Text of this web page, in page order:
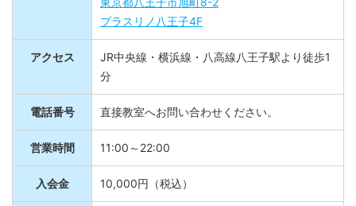
東京都八王子市旭町8-2
プラスリノ八王子4F
アクセス
JR中央線・横浜線・八高線八王子駅より徒歩1
分
電話番号 直接教室へお問い合わせください。
営業時間
入会金 10,000円（税込）